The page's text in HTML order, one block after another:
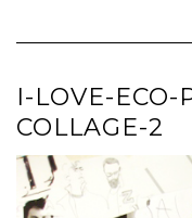
I-LOVE-ECO-
COLLAGE-2